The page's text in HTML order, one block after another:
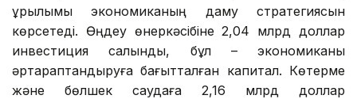
құрылымы экономиканың даму стратегиясын
көрсетеді. Өңдеу өнеркәсібіне 2,04 млрд доллар
инвестиция салынды, бұл – экономиканы
әртараптандыруға бағытталған капитал. Көтерме
және бөлшек саудаға 2,16 млрд доллар